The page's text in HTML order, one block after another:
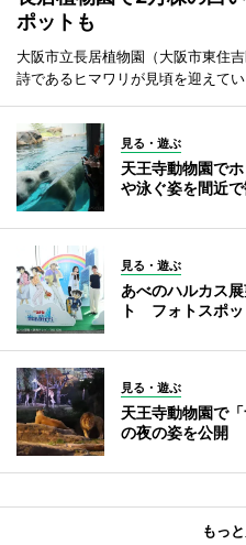
ポットも
大阪市立長居植物園（大阪市東住
詩であるヒマワリが見頃を迎えてい
見る・遊ぶ
天王寺動物園で
や泳ぐ姿を間近
見る・遊ぶ
あべのハルカス
ト フォトスポッ
見る・遊ぶ
天王寺動物園で
の夜の姿を公開
もっ